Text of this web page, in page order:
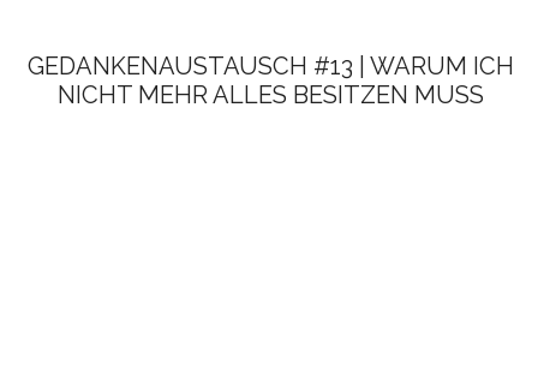
GEDANKENAUSTAUSCH #13 | WARUM ICH
NICHT MEHR ALLES BESITZEN MUSS